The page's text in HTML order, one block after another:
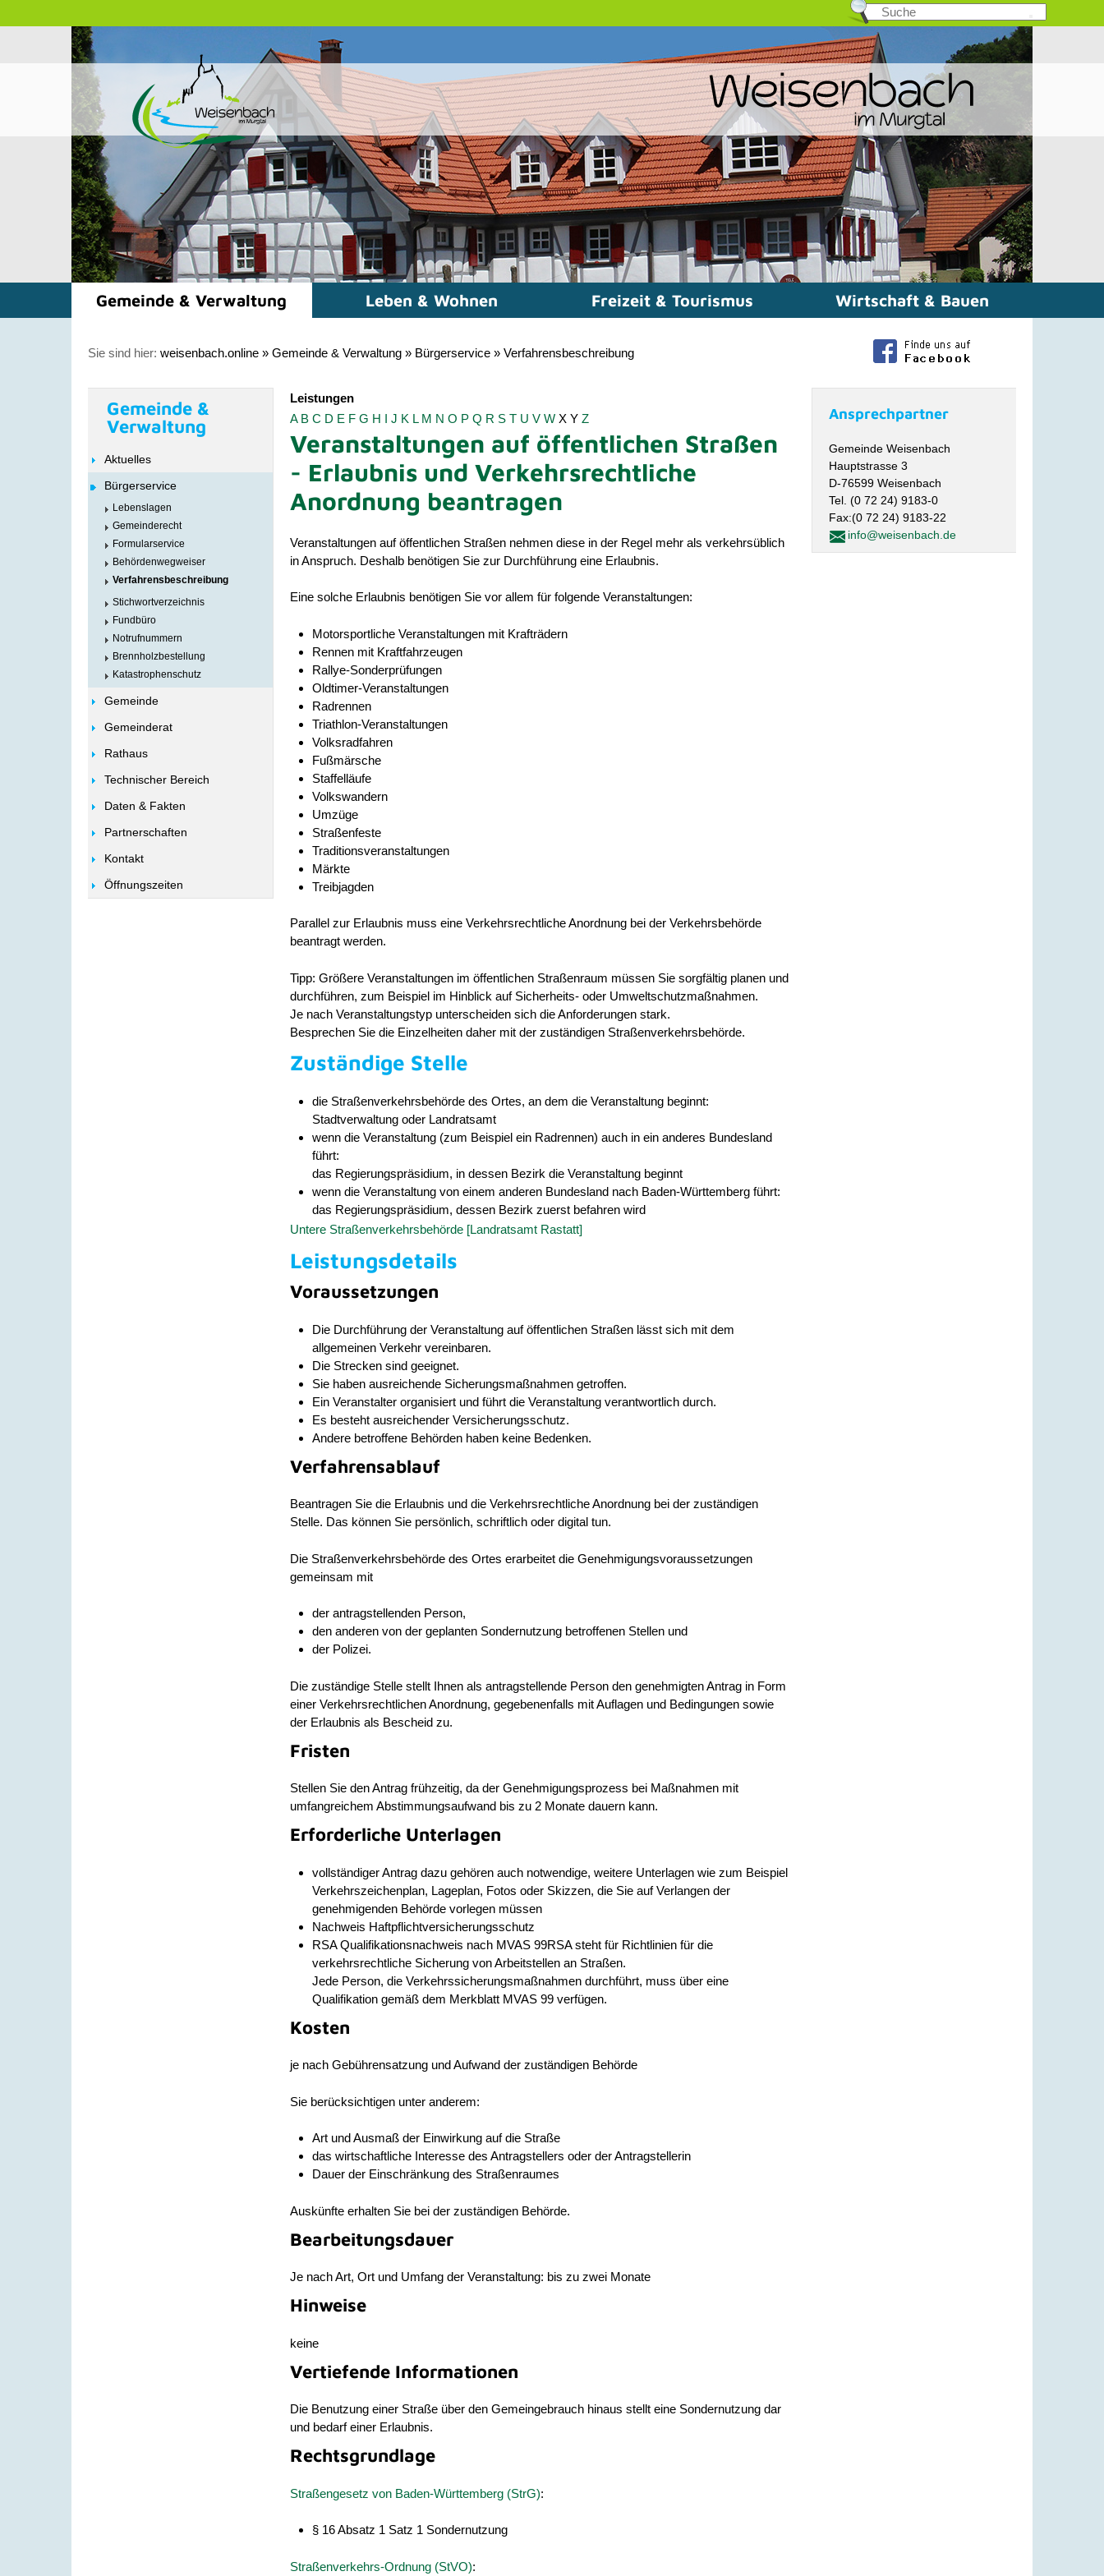
Gemeinde & Verwaltung Leben & Wohnen Freizeit & Tourismus Wirtschaft & Bauen
Sie sind hier: weisenbach.online » Gemeinde & Verwaltung » Bürgerservice » Verfahrensbeschreibung
Gemeinde &
Verwaltung
Aktuelles
Bürgerservice
Lebenslagen
Gemeinderecht
Formularservice
Behördenwegweiser
Verfahrensbeschreibung
Stichwortverzeichnis
Fundbüro
Notrufnummern
Brennholzbestellung
Katastrophenschutz
Gemeinde
Gemeinderat
Rathaus
Technischer Bereich
Daten & Fakten
Partnerschaften
Kontakt
Öffnungszeiten
Leistungen
A B C D E F G H I J K L M N O P Q R S T U V W X Y Z
Veranstaltungen auf öffentlichen Straßen
- Erlaubnis und Verkehrsrechtliche
Anordnung beantragen
Veranstaltungen auf öffentlichen Straßen nehmen diese in der Regel mehr als verkehrsüblich
in Anspruch. Deshalb benötigen Sie zur Durchführung eine Erlaubnis.
Eine solche Erlaubnis benötigen Sie vor allem für folgende Veranstaltungen:
Motorsportliche Veranstaltungen mit Krafträdern
Rennen mit Kraftfahrzeugen
Rallye-Sonderprüfungen
Oldtimer-Veranstaltungen
Radrennen
Triathlon-Veranstaltungen
Volksradfahren
Fußmärsche
Staffelläufe
Volkswandern
Umzüge
Straßenfeste
Traditionsveranstaltungen
Märkte
Treibjagden
Parallel zur Erlaubnis muss eine Verkehrsrechtliche Anordnung bei der Verkehrsbehörde
beantragt werden.
Tipp: Größere Veranstaltungen im öffentlichen Straßenraum müssen Sie sorgfältig planen und
durchführen, zum Beispiel im Hinblick auf Sicherheits- oder Umweltschutzmaßnahmen.
Je nach Veranstaltungstyp unterscheiden sich die Anforderungen stark.
Besprechen Sie die Einzelheiten daher mit der zuständigen Straßenverkehrsbehörde.
Zuständige Stelle
die Straßenverkehrsbehörde des Ortes, an dem die Veranstaltung beginnt:
Stadtverwaltung oder Landratsamt
wenn die Veranstaltung (zum Beispiel ein Radrennen) auch in ein anderes Bundesland
führt:
das Regierungspräsidium, in dessen Bezirk die Veranstaltung beginnt
wenn die Veranstaltung von einem anderen Bundesland nach Baden-Württemberg führt:
das Regierungspräsidium, dessen Bezirk zuerst befahren wird
Untere Straßenverkehrsbehörde [Landratsamt Rastatt]
Leistungsdetails
Voraussetzungen
Die Durchführung der Veranstaltung auf öffentlichen Straßen lässt sich mit dem
allgemeinen Verkehr vereinbaren.
Die Strecken sind geeignet.
Sie haben ausreichende Sicherungsmaßnahmen getroffen.
Ein Veranstalter organisiert und führt die Veranstaltung verantwortlich durch.
Es besteht ausreichender Versicherungsschutz.
Andere betroffene Behörden haben keine Bedenken.
Verfahrensablauf
Beantragen Sie die Erlaubnis und die Verkehrsrechtliche Anordnung bei der zuständigen
Stelle. Das können Sie persönlich, schriftlich oder digital tun.
Die Straßenverkehrsbehörde des Ortes erarbeitet die Genehmigungsvoraussetzungen
gemeinsam mit
der antragstellenden Person,
den anderen von der geplanten Sondernutzung betroffenen Stellen und
der Polizei.
Die zuständige Stelle stellt Ihnen als antragstellende Person den genehmigten Antrag in Form
einer Verkehrsrechtlichen Anordnung, gegebenenfalls mit Auflagen und Bedingungen sowie
der Erlaubnis als Bescheid zu.
Fristen
Stellen Sie den Antrag frühzeitig, da der Genehmigungsprozess bei Maßnahmen mit
umfangreichem Abstimmungsaufwand bis zu 2 Monate dauern kann.
Erforderliche Unterlagen
vollständiger Antrag dazu gehören auch notwendige, weitere Unterlagen wie zum Beispiel
Verkehrszeichenplan, Lageplan, Fotos oder Skizzen, die Sie auf Verlangen der
genehmigenden Behörde vorlegen müssen
Nachweis Haftpflichtversicherungsschutz
RSA Qualifikationsnachweis nach MVAS 99RSA steht für Richtlinien für die
verkehrsrechtliche Sicherung von Arbeitstellen an Straßen.
Jede Person, die Verkehrssicherungsmaßnahmen durchführt, muss über eine
Qualifikation gemäß dem Merkblatt MVAS 99 verfügen.
Kosten
je nach Gebührensatzung und Aufwand der zuständigen Behörde
Sie berücksichtigen unter anderem:
Art und Ausmaß der Einwirkung auf die Straße
das wirtschaftliche Interesse des Antragstellers oder der Antragstellerin
Dauer der Einschränkung des Straßenraumes
Auskünfte erhalten Sie bei der zuständigen Behörde.
Bearbeitungsdauer
Je nach Art, Ort und Umfang der Veranstaltung: bis zu zwei Monate
Hinweise
keine
Vertiefende Informationen
Die Benutzung einer Straße über den Gemeingebrauch hinaus stellt eine Sondernutzung dar
und bedarf einer Erlaubnis.
Rechtsgrundlage
Straßengesetz von Baden-Württemberg (StrG):
§ 16 Absatz 1 Satz 1 Sondernutzung
Straßenverkehrs-Ordnung (StVO):
Ansprechpartner
Gemeinde Weisenbach
Hauptstrasse 3
D-76599 Weisenbach
Tel. (0 72 24) 9183-0
Fax:(0 72 24) 9183-22
info@weisenbach.de